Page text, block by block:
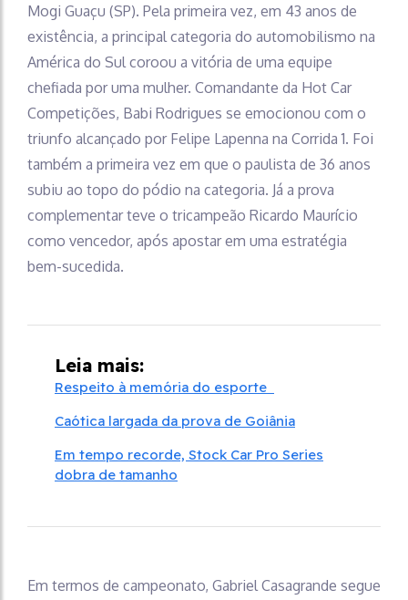
Mogi Guaçu (SP). Pela primeira vez, em 43 anos de
existência, a principal categoria do automobilismo na
América do Sul coroou a vitória de uma equipe
chefiada por uma mulher. Comandante da Hot Car
Competições, Babi Rodrigues se emocionou com o
triunfo alcançado por Felipe Lapenna na Corrida 1. Foi
também a primeira vez em que o paulista de 36 anos
subiu ao topo do pódio na categoria. Já a prova
complementar teve o tricampeão Ricardo Maurício
como vencedor, após apostar em uma estratégia
bem-sucedida.
Leia mais:
Respeito à memória do esporte
Caótica largada da prova de Goiânia
Em tempo recorde, Stock Car Pro Series
dobra de tamanho
Em termos de campeonato, Gabriel Casagrande segue